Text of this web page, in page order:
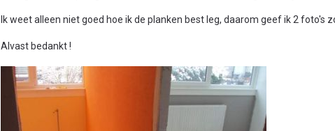
Ik weet alleen niet goed hoe ik de planken best leg, daarom geef ik 2 foto's
Alvast bedankt !